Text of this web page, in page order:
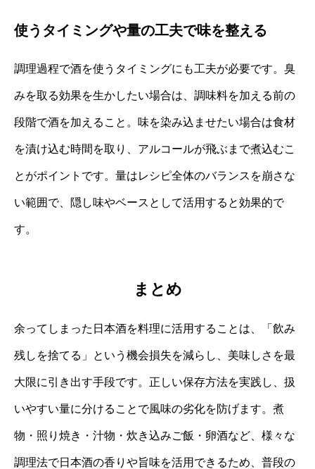
使うタイミングや量の工夫で味を整える
調理過程で酒を使うタイミングにも工夫が必要です。臭
みを取る効果を生かしたい場合は、調味料を加える前の
段階で酒を加えること。味を染み込ませたい場合は食材
を漬け込む時間を取り、アルコールが飛ぶまで煮込むこ
とがポイントです。量はレシピ全体のバランスを崩さな
い範囲で、隠し味やベースとして活用すると効果的で
す。
まとめ
余ってしまった日本酒を料理に活用することは、「飲み
残しを捨てる」という機会損失を減らし、美味しさを最
大限に引き出す手段です。正しい保存方法を実践し、扱
いやすい量に分けることで風味の劣化を防げます。煮
物・照り焼き・汁物・炊き込みご飯・卵酒など、様々な
調理法で日本酒の香りや旨味を活用できるため、普段の